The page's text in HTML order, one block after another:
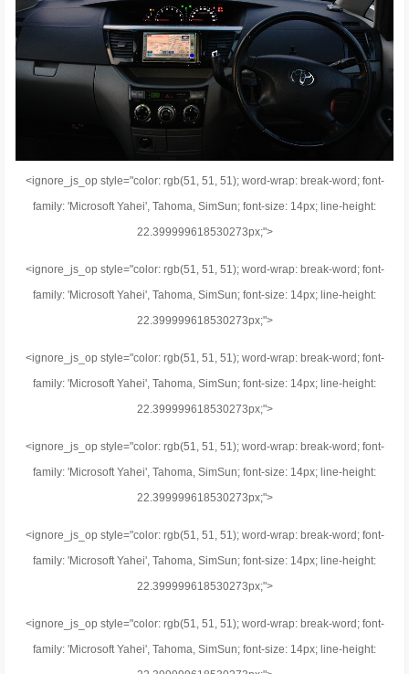
<ignore_js_op style="color: rgb(51, 51, 51); word-wrap: break-word; font-
family: 'Microsoft Yahei', Tahoma, SimSun; font-size: 14px; line-height:
22.399999618530273px;">
<ignore_js_op style="color: rgb(51, 51, 51); word-wrap: break-word; font-
family: 'Microsoft Yahei', Tahoma, SimSun; font-size: 14px; line-height:
22.399999618530273px;">
<ignore_js_op style="color: rgb(51, 51, 51); word-wrap: break-word; font-
family: 'Microsoft Yahei', Tahoma, SimSun; font-size: 14px; line-height:
22.399999618530273px;">
<ignore_js_op style="color: rgb(51, 51, 51); word-wrap: break-word; font-
family: 'Microsoft Yahei', Tahoma, SimSun; font-size: 14px; line-height:
22.399999618530273px;">
<ignore_js_op style="color: rgb(51, 51, 51); word-wrap: break-word; font-
family: 'Microsoft Yahei', Tahoma, SimSun; font-size: 14px; line-height:
22.399999618530273px;">
<ignore_js_op style="color: rgb(51, 51, 51); word-wrap: break-word; font-
family: 'Microsoft Yahei', Tahoma, SimSun; font-size: 14px; line-height: